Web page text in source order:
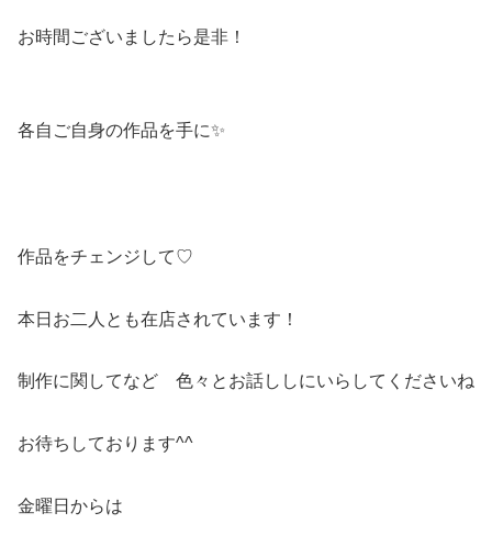
お時間ございましたら是非！
各自ご自身の作品を手に✨
作品をチェンジして♡
本日お二人とも在店されています！
制作に関してなど 色々とお話ししにいらしてくださいね
お待ちしております^^
金曜日からは